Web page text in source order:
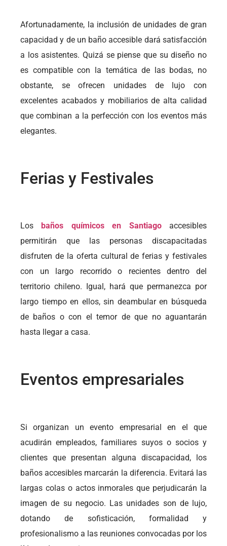
Afortunadamente, la inclusión de unidades de gran
capacidad y de un baño accesible dará satisfacción
a los asistentes. Quizá se piense que su diseño no
es compatible con la temática de las bodas, no
obstante, se ofrecen unidades de lujo con
excelentes acabados y mobiliarios de alta calidad
que combinan a la perfección con los eventos más
elegantes.
Ferias y Festivales
Los baños químicos en Santiagoaccesibles
permitirán que las personas discapacitadas
disfruten de la oferta cultural de ferias y festivales
con un largo recorrido o recientes dentro del
territorio chileno. Igual, hará que permanezca por
largo tiempo en ellos, sin deambular en búsqueda
de baños o con el temor de que no aguantarán
hasta llegar a casa.
Eventos empresariales
Si organizan un evento empresarial en el que
acudirán empleados, familiares suyos o socios y
clientes que presentan alguna discapacidad, los
baños accesibles marcarán la diferencia. Evitará las
largas colas o actos inmorales que perjudicarán la
imagen de su negocio. Las unidades son de lujo,
dotando de sofisticación, formalidad y
profesionalismo a las reuniones convocadas por los